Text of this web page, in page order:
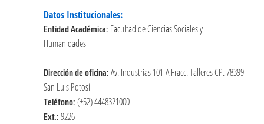
Datos Institucionales:
Entidad Académica: Facultad de Ciencias Sociales y
Humanidades
Dirección de oficina:Av. Industrias 101-A Fracc. Talleres CP. 78399
San Luis Potosí
Teléfono:(+52) 4448321000
Ext.:9226